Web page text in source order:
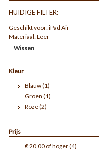
HUIDIGE FILTER:
Geschikt voor:iPad Air
Materiaal:Leer
Wissen
Kleur
Blauw(1)
Groen (1)
Roze(2)
Prijs
€ 20,00 of hoger(4)